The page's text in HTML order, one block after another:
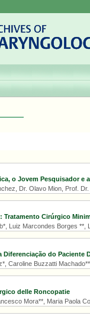
o Jovem Pesquisador e
Dr. Olavo Mion, Prof.
Tratamento Cirúrgico
Luiz Marcondes Borges **,
Diferenciação do Paciente
Caroline Buzzatti
delle Roncopatie
Mora**, Maria Paola